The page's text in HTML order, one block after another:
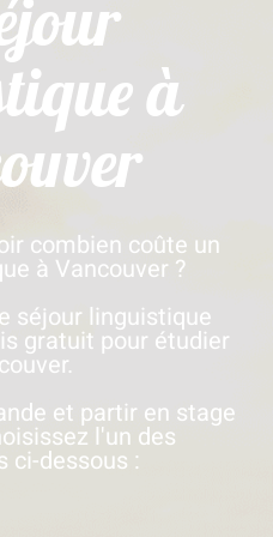
à
combien coûte un
à Vancouver ?
séjour linguistique
gratuit pour étudier
et partir en stage
l'un des
ci-dessous :